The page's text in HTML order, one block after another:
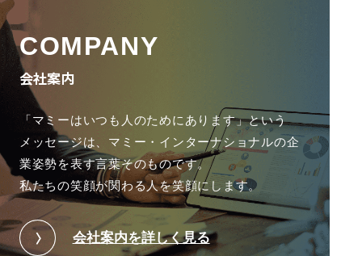
COMPANY
会社案内
「マミーはいつも人のためにあります」という
メッセージは、 マミー・インターナショナルの企
業姿勢を表す言葉そのものです。
私たちの笑顔が関わる人を笑顔にします。
会社案内を詳しく見る